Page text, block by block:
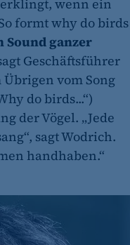
wenn ein
formt why do birds
Sound ganzer
Geschäftsführer
vom Song
do birds...“)
der Vögel. „Jede
sagt Wodrich.
handhaben.“